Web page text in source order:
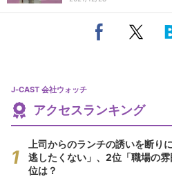
J-CAST 会社ウォッチ
アクセスランキング
上司からのランチの誘いを断
逃したくない」、2位「職場の
位は？